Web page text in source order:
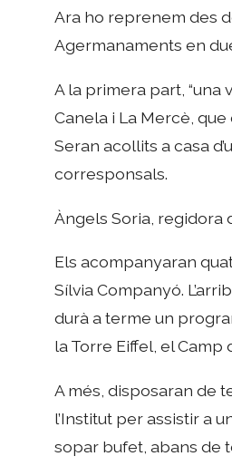
Ara ho reprenem des
Agermanaments en
A la primera part, “una
Canela i La Mercè, que
Seran acollits a casa
corresponsals.
Àngels Soria, regidora
Els acompanyaran
Sílvia Companyó.
durà a terme un
la Torre Eiffel, el
A més, disposaran de
l’Institut per assistir a
sopar bufet, abans de